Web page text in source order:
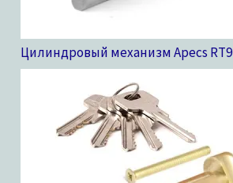
Цилиндровый механизм Apecs RT9